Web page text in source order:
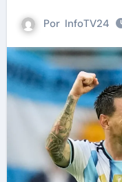
Por InfoTV24